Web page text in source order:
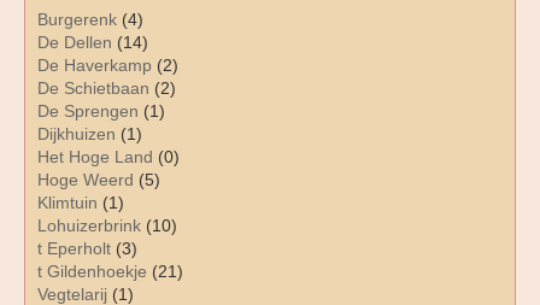
Burgerenk (4)
De Dellen (14)
De Haverkamp (2)
De Schietbaan (2)
De Sprengen (1)
Dijkhuizen (1)
Het Hoge Land (0)
Hoge Weerd (5)
Klimtuin (1)
Lohuizerbrink (10)
t Eperholt (3)
t Gildenhoekje (21)
Vegtelarij (1)